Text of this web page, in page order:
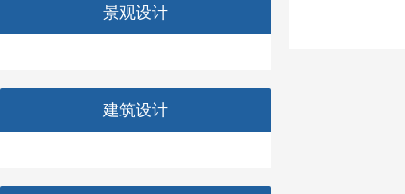
景观设计
建筑设计